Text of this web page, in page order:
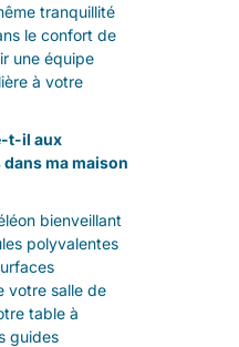
tranquillité
le confort de
une équipe
à votre
t-il aux
ma maison
bienveillant
polyvalentes
votre salle de
table à
guides